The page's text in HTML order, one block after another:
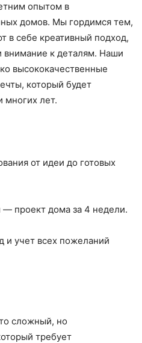
опытом в
домов. Мы гордимся тем,
в себе креативный подход,
к деталям. Наши
высококачественные
который будет
многих лет.
от идеи до готовых
— проект дома за 4 недели.
и учет всех пожеланий
сложный, но
требует